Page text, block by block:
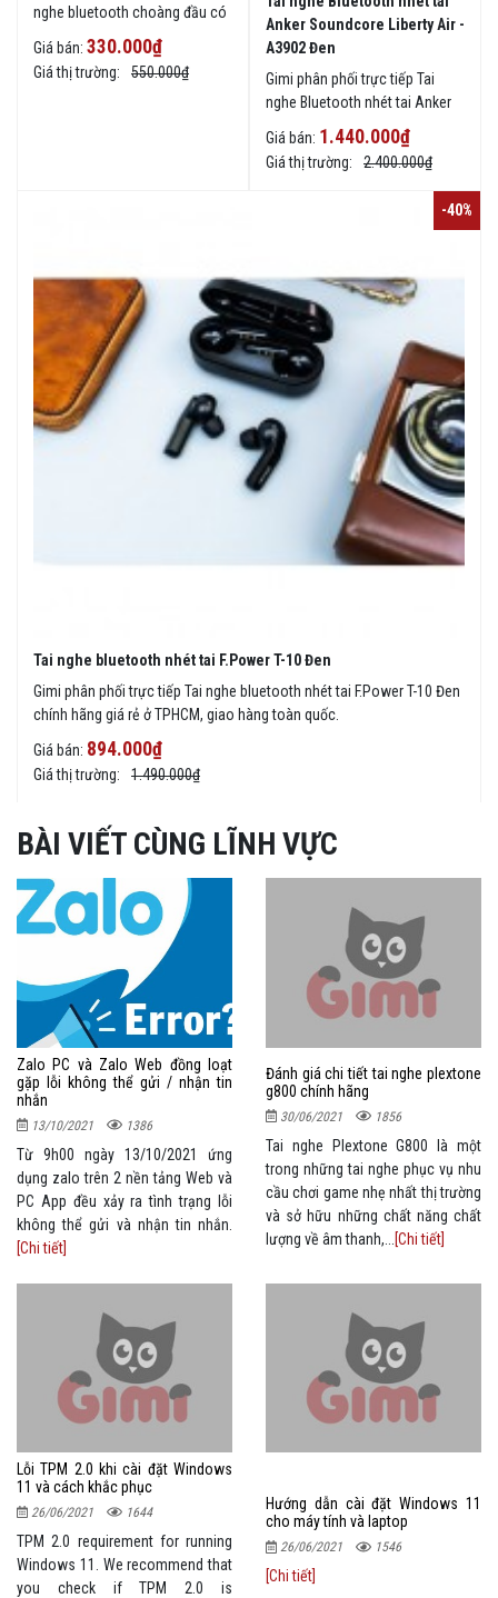
nghe bluetooth choàng đầu có
mic i.value A8 Đen chính hãng
giá rẻ ở TPHCM, giao hàng toàn
quốc.
Giá bán: 330.000₫
Giá thị trường: 550.000₫
Anker Soundcore Liberty Air -
A3902 Đen
Gimi phân phối trực tiếp Tai
nghe Bluetooth nhét tai Anker
Soundcore Liberty Air - A3902
Đen chính hãng giá rẻ ở TPHCM,
giao hàng toàn quốc.
Giá bán: 1.440.000₫
Giá thị trường: 2.400.000₫
Tai nghe bluetooth nhét tai F.Power T-10 Đen
Gimi phân phối trực tiếp Tai nghe bluetooth nhét tai F.Power T-10 Đen
chính hãng giá rẻ ở TPHCM, giao hàng toàn quốc.
Giá bán: 894.000₫
Giá thị trường: 1.490.000₫
-40%
BÀI VIẾT CÙNG LĨNH VỰC
Zalo PC và Zalo Web đồng loạt
gặp lỗi không thể gửi / nhận tin
nhắn
13/10/2021 1386
Từ 9h00 ngày 13/10/2021 ứng
dụng zalo trên 2 nền tảng Web và
PC App đều xảy ra tình trạng lỗi
không thể gửi và nhận tin nhắn.
[Chi tiết]
Đánh giá chi tiết tai nghe plextone
g800 chính hãng
30/06/2021 1856
Tai nghe Plextone G800 là một
trong những tai nghe phục vụ nhu
cầu chơi game nhẹ nhất thị trường
và sở hữu những chất năng chất
lượng về âm thanh,...
[Chi tiết]
Lỗi TPM 2.0 khi cài đặt Windows
11 và cách khắc phục
26/06/2021 1644
TPM 2.0 requirement for running
Windows 11. We recommend that
you check if TPM 2.0 is
Hướng dẫn cài đặt Windows 11
cho máy tính và laptop
26/06/2021 1546
[Chi tiết]